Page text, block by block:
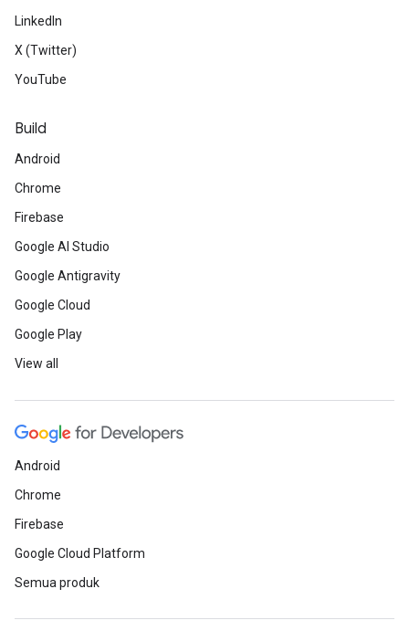
LinkedIn
X (Twitter)
YouTube
Build
Android
Chrome
Firebase
Google AI Studio
Google Antigravity
Google Cloud
Google Play
View all
Android
Chrome
Firebase
Google Cloud Platform
Semua produk